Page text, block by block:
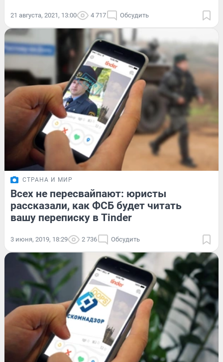
21 августа, 2021, 13:00 4 717 Обсудить
СТРАНА И МИР
Всех не пересвайпают: юристы
рассказали, как ФСБ будет читать
вашу переписку в Tinder
3 июня, 2019, 18:29 2 736 Обсудить